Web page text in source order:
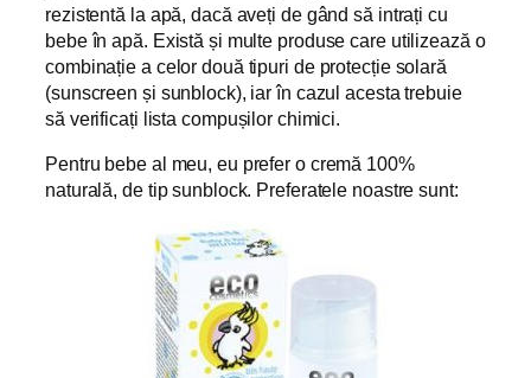
rezistentă la apă, dacă aveți de gând să intrați cu
bebe în apă. Există și multe produse care utilizează o
combinație a celor două tipuri de protecție solară
(sunscreen și sunblock), iar în cazul acesta trebuie
să verificați lista compușilor chimici.
Pentru bebe al meu, eu prefer o cremă 100%
naturală, de tip sunblock. Preferatele noastre sunt: